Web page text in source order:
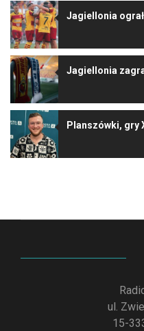
Jagiellonia
Jagiellonia
Planszówki, gry
ul.
15-